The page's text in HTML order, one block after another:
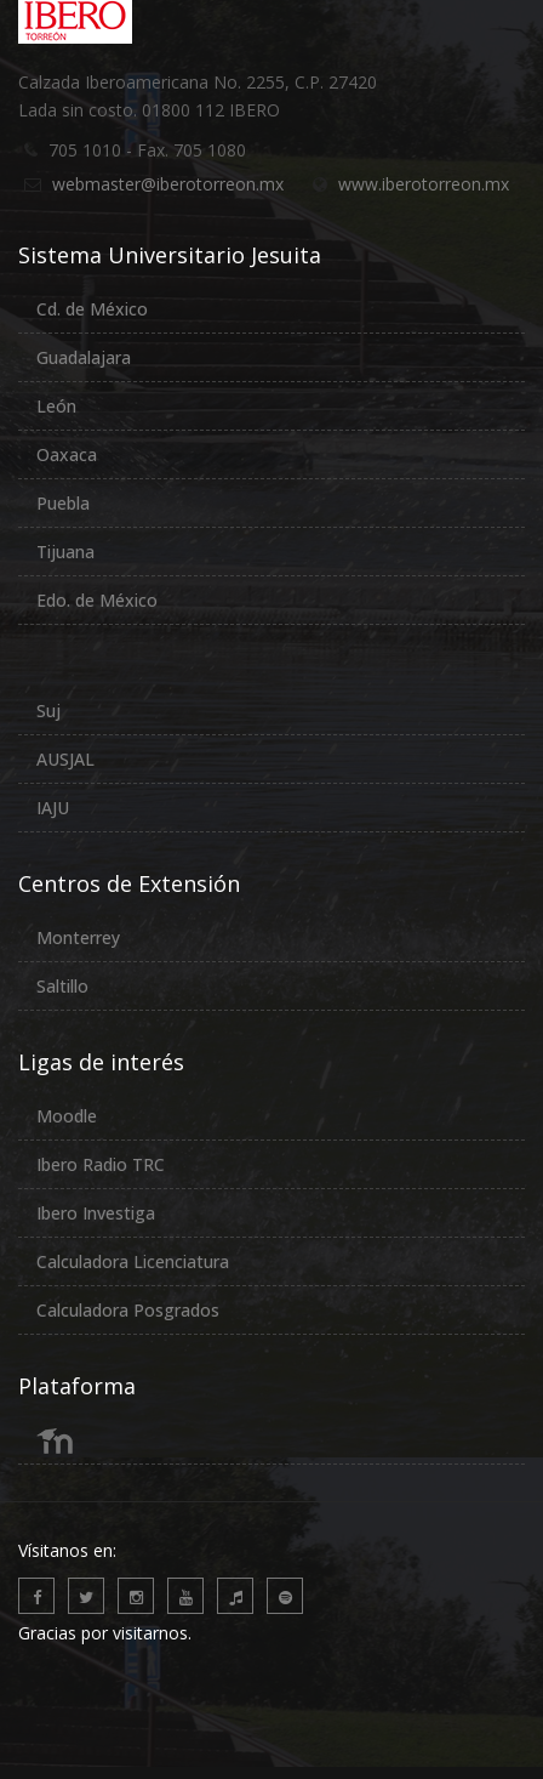
Calzada Iberoamericana No. 2255, C.P. 27420
Lada sin costo. 01800 112 IBERO
705 1010 - Fax. 705 1080
webmaster@iberotorreon.mx
www.iberotorreon.mx
Sistema Universitario Jesuita
Cd. de México
Guadalajara
León
Oaxaca
Puebla
Tijuana
Edo. de México
Suj
AUSJAL
IAJU
Centros de Extensión
Monterrey
Saltillo
Ligas de interés
Moodle
Ibero Radio TRC
Ibero Investiga
Calculadora Licenciatura
Calculadora Posgrados
Plataforma
Vísitanos en:
Gracias por visitarnos.